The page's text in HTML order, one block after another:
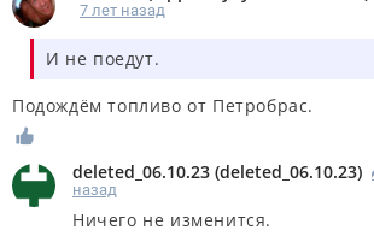
7 лет назад
И не поедут.
Подождём топливо от Петробрас.
deleted_06.10.23 (deleted_06.10.23)
назад
Ничего не изменится.